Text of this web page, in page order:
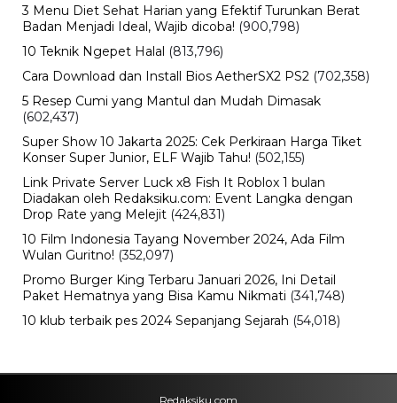
Viral
Nama Febrio Adiono Muncul dalam
Status Sebenarnya
Minggu, 9 Agu 2026 - 15:15 WIB
Persebaya Juara, Rachmat Irianto
Tak Ikut Pesta dan Kirim Pesan Haru
untuk Mendiang Ayah
Minggu, 9 Agu 2026 - 15:08 WIB
Viral
Deadline Refund Lewat, Jaminan
Dipertanyakan
Minggu, 9 Agu 2026 - 14:57 WIB